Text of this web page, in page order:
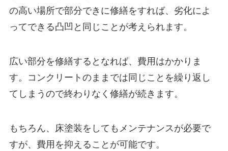
の高い場所で部分できに修繕をすれば、劣化によ
ってできる凸凹と同じことが考えられます。
広い部分を修繕するとなれば、費用はかかりま
す。コンクリートのままでは同じことを繰り返し
てしまうので終わりなく修繕が続きます。
もちろん、床塗装をしてもメンテナンスが必要で
すが、費用を抑えることが可能です。